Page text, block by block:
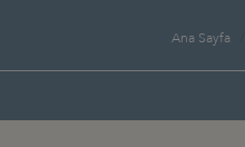
Ana Sayfa